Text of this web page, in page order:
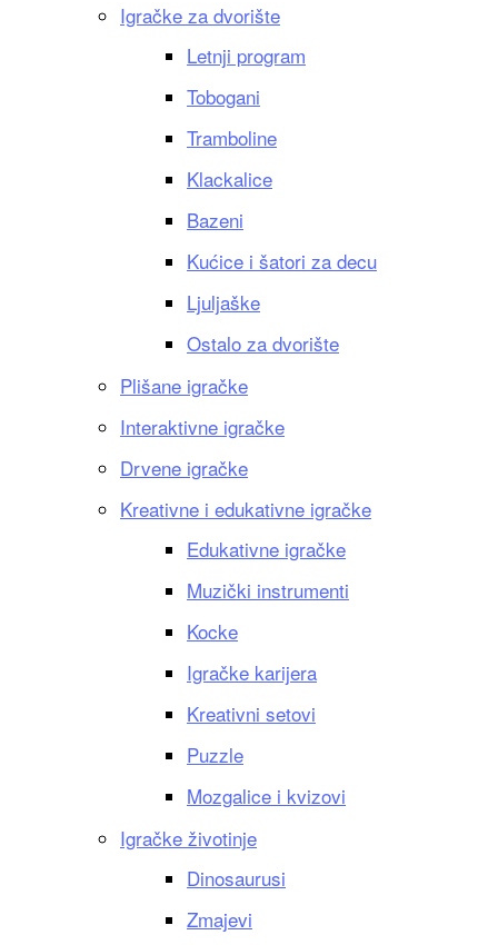
Igračke za dvorište
Letnji program
Tobogani
Tramboline
Klackalice
Bazeni
Kućice i šatori za decu
Ljuljaške
Ostalo za dvorište
Plišane igračke
Interaktivne igračke
Drvene igračke
Kreativne i edukativne igračke
Edukativne igračke
Muzički instrumenti
Kocke
Igračke karijera
Kreativni setovi
Puzzle
Mozgalice i kvizovi
Igračke životinje
Dinosaurusi
Zmajevi